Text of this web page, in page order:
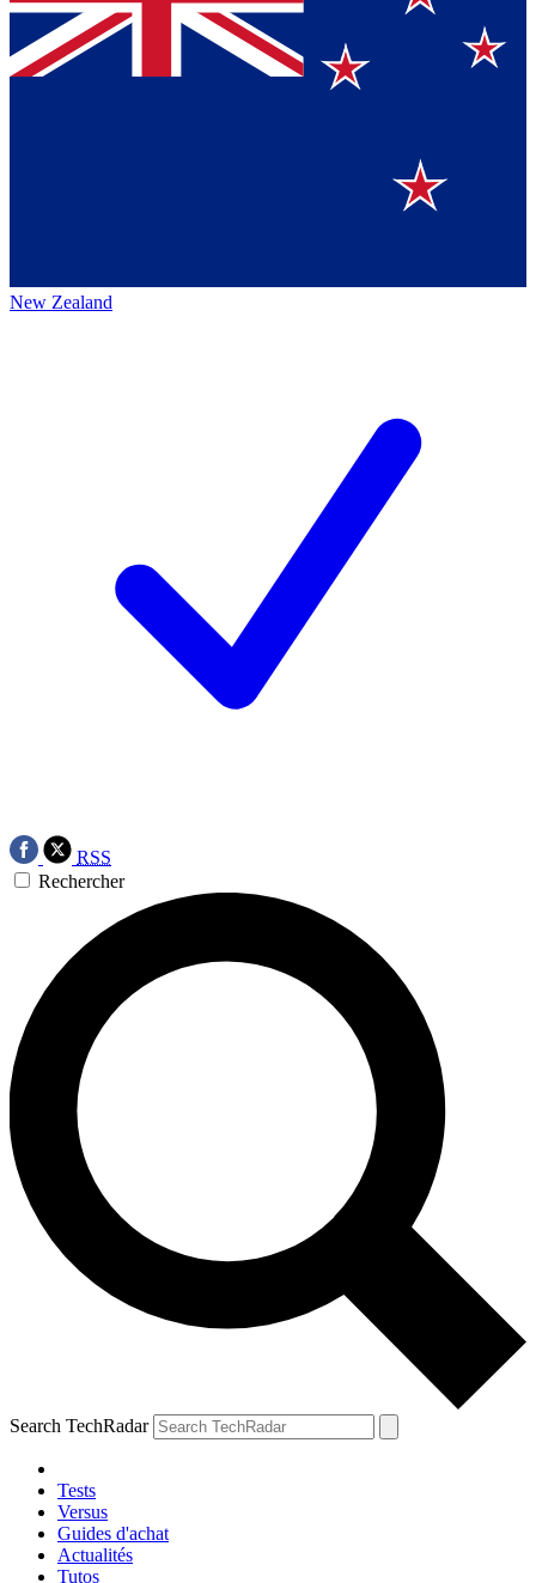
New Zealand
RSS
Rechercher
Search TechRadar
Tests
Versus
Guides d'achat
Actualités
Tutos